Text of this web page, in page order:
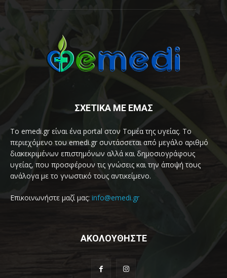
ΣΧΕΤΙΚΑ ΜΕ ΕΜΑΣ
Το emedi.gr είναι ένα portal στον Τομέα της υγείας. Το
περιεχόμενο του emedi.gr συντάσσεται από μεγάλο αριθμό
διακεκριμένων επιστημόνων αλλά και δημοσιογράφους
υγείας, που προσφέρουν τις γνώσεις και την άποψή τους
ανάλογα με το γνωστικό τους αντικείμενο.
Επικοινωνήστε μαζί μας: info@emedi.gr
ΑΚΟΛΟΥΘΗΣΤΕ